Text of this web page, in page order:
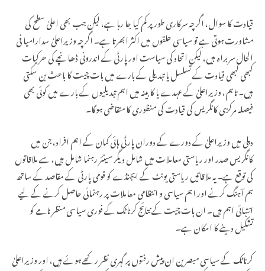
قیادت کا سوال، اگرچہ سرکاری طور پر کم کیا جا رہا ہے، لیکن جب بھی اعلیٰ سطح کی
مشاورت ہوتی ہے تو سیاسی حلقوں میں اکثر ابھرتا ہے۔ اگرچہ وزیراعلیٰ سدارامیا فی
الحال سربراہ ہیں، لیکن اتحاد کی سیاست اور پارٹی کے اندرونی ڈھانچے کی حرکیات
کبھی کبھی قیادت کے تسلسل یا تبدیلی کے بارے میں بات چیت کا باعث بن سکتی
ہیں۔ تاہم، وزیراعلیٰ کے عہدے یا کابینہ میں اہم تبدیلیوں کے بارے میں کوئی بھی
فیصلہ مرکزی کانگریس کی قیادت کی منظوری کا متقاضی ہوگا۔
دہلی میں وزیراعلیٰ کے دورے کے دوران پارٹی ہائی کمان کے اہم افراد، جن میں
کانگریس صدر اور ریاستی معاملات میں شامل دیگر سینئر رہنما شامل ہیں، سے ملاقاتوں
کی توقع ہے۔ یہ ملاقاتیں ریاستی یونٹ کے ایجنڈے کو قومی پارٹی کے مقاصد کے ساتھ
ہم آہنگ کرنے اور اہم سیاسی و انتظامی معاملات پر رہنمائی حاصل کرنے کے لیے
انتہائی اہم ہیں۔ ان بات چیت کے نتائج کرناٹک کے فوری سیاسی منظر نامے کو
تشکیل دینے کا امکان ہے۔
کرناٹک کے سیاسی مبصرین ان پیش رفتوں پر گہری نظر رکھے ہوئے ہیں، اور وزیراعلیٰ